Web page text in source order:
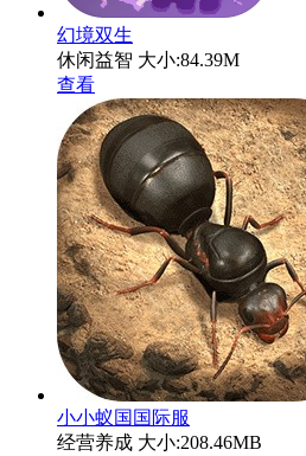
幻境双生
休闲益智 大小:84.39M
查看
小小蚁国国际服
经营养成 大小:208.46MB